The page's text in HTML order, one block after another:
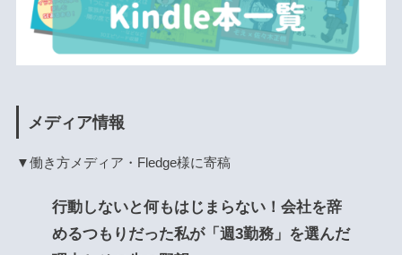
メディア情報
▼働き方メディア・Fledge様に寄稿
行動しないと何もはじまらない！会社を辞
めるつもりだった私が「週3勤務」を選んだ